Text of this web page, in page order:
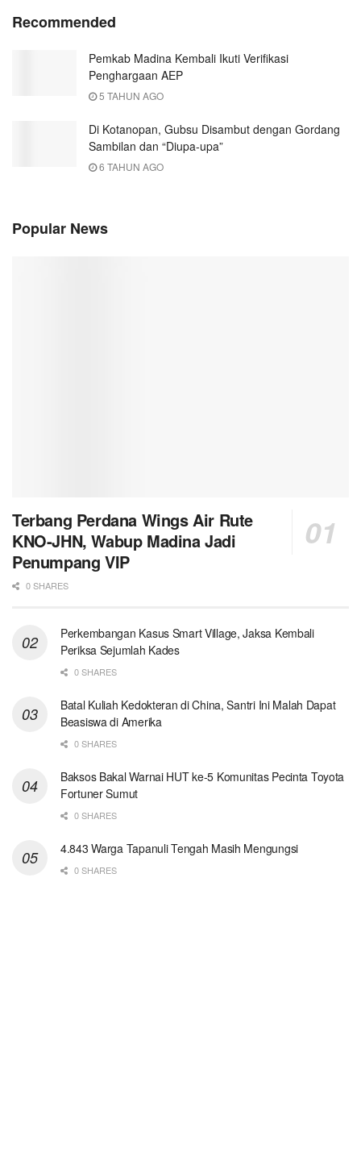
Recommended
Pemkab Madina Kembali Ikuti Verifikasi
Penghargaan AEP
5 TAHUN AGO
Di Kotanopan, Gubsu Disambut dengan Gordang
Sambilan dan “Diupa-upa”
6 TAHUN AGO
Popular News
Terbang Perdana Wings Air Rute
KNO-JHN, Wabup Madina Jadi
Penumpang VIP
0 SHARES
Perkembangan Kasus Smart Village, Jaksa Kembali
Periksa Sejumlah Kades
0 SHARES
Batal Kuliah Kedokteran di China, Santri Ini Malah Dapat
Beasiswa di Amerika
0 SHARES
Baksos Bakal Warnai HUT ke-5 Komunitas Pecinta Toyota
Fortuner Sumut
0 SHARES
4.843 Warga Tapanuli Tengah Masih Mengungsi
0 SHARES